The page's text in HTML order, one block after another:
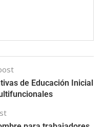
de Educación Inicial